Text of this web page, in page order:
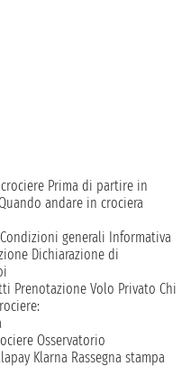
Prima di partire in
andare in crociera
Condizioni generali Informativa
Dichiarazione di
Prenotazione Volo Privato Chi
Osservatorio
Klarna Rassegna stampa